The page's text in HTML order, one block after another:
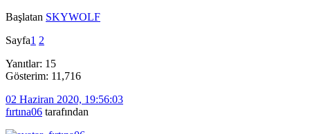
Başlatan SKYWOLF
Sayfa1 2
Yanıtlar: 15
Gösterim: 11,716
02 Haziran 2020, 19:56:03
fırtına06 tarafından